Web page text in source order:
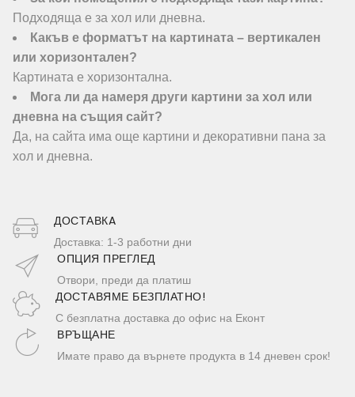
Подходяща е за хол или дневна.
Какъв е форматът на картината – вертикален
или хоризонтален?
Картината е хоризонтална.
Мога ли да намеря други картини за хол или
дневна на същия сайт?
Да, на сайта има още картини и декоративни пана за
хол и дневна.
ДОСТАВКA
Доставка: 1-3 работни дни
ОПЦИЯ ПРЕГЛЕД
Отвори, преди да платиш
ДОСТАВЯМЕ БЕЗПЛАТНО!
С безплатна доставка до офис на Еконт
ВРЪЩАНЕ
Имате право да върнете продукта в 14 дневен срок!